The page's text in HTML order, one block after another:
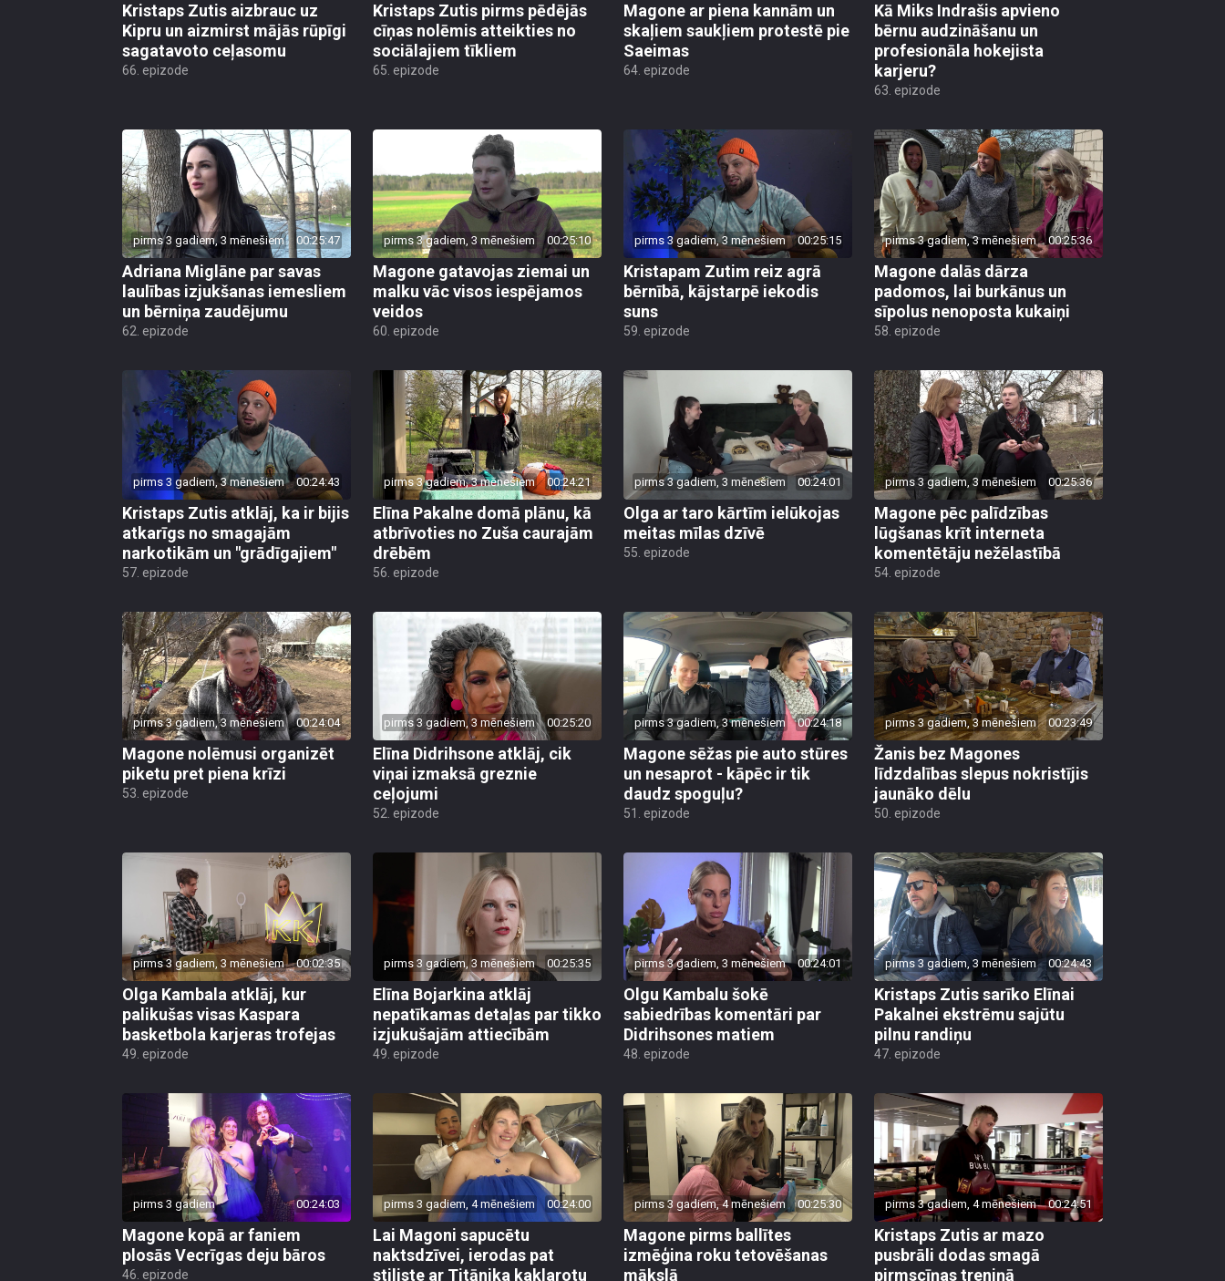
Kristaps Zutis aizbrauc uz
Kipru un aizmirst mājās rūpīgi
sagatavoto ceļasomu
66. epizode
Kristaps Zutis pirms pēdējās
cīņas nolēmis atteikties no
sociālajiem tīkliem
65. epizode
Magone ar piena kannām un
skaļiem saukļiem protestē pie
Saeimas
64. epizode
Kā Miks Indrašis apvieno
bērnu audzināšanu un
profesionāla hokejista
karjeru?
63. epizode
pirms 3 gadiem, 3 mēnešiem 00:25:47
Adriana Miglāne par savas
laulības izjukšanas iemesliem
un bērniņa zaudējumu
62. epizode
pirms 3 gadiem, 3 mēnešiem 00:25:10
Magone gatavojas ziemai un
malku vāc visos iespējamos
veidos
60. epizode
pirms 3 gadiem, 3 mēnešiem 00:25:15
Kristapam Zutim reiz agrā
bērnībā, kājstarpē iekodis
suns
59. epizode
pirms 3 gadiem, 3 mēnešiem 00:25:36
Magone dalās dārza
padomos, lai burkānus un
sīpolus nenoposta kukaiņi
58. epizode
pirms 3 gadiem, 3 mēnešiem 00:24:43
Kristaps Zutis atklāj, ka ir bijis
atkarīgs no smagajām
narkotikām un "grādīgajiem"
57. epizode
pirms 3 gadiem, 3 mēnešiem 00:24:21
Elīna Pakalne domā plānu, kā
atbrīvoties no Zuša caurajām
drēbēm
56. epizode
pirms 3 gadiem, 3 mēnešiem 00:24:01
Olga ar taro kārtīm ielūkojas
meitas mīlas dzīvē
55. epizode
pirms 3 gadiem, 3 mēnešiem 00:25:36
Magone pēc palīdzības
lūgšanas krīt interneta
komentētāju nežēlastībā
54. epizode
pirms 3 gadiem, 3 mēnešiem 00:24:04
Magone nolēmusi organizēt
piketu pret piena krīzi
53. epizode
pirms 3 gadiem, 3 mēnešiem 00:25:20
Elīna Didrihsone atklāj, cik
viņai izmaksā greznie
ceļojumi
52. epizode
pirms 3 gadiem, 3 mēnešiem 00:24:18
Magone sēžas pie auto stūres
un nesaprot - kāpēc ir tik
daudz spoguļu?
51. epizode
pirms 3 gadiem, 3 mēnešiem 00:23:49
Žanis bez Magones
līdzdalības slepus nokristījis
jaunāko dēlu
50. epizode
pirms 3 gadiem, 3 mēnešiem 00:02:35
Olga Kambala atklāj, kur
palikušas visas Kaspara
basketbola karjeras trofejas
49. epizode
pirms 3 gadiem, 3 mēnešiem 00:25:35
Elīna Bojarkina atklāj
nepatīkamas detaļas par tikko
izjukušajām attiecībām
49. epizode
pirms 3 gadiem, 3 mēnešiem 00:24:01
Olgu Kambalu šokē
sabiedrības komentāri par
Didrihsones matiem
48. epizode
pirms 3 gadiem, 3 mēnešiem 00:24:43
Kristaps Zutis sarīko Elīnai
Pakalnei ekstrēmu sajūtu
pilnu randiņu
47. epizode
pirms 3 gadiem 00:24:03
Magone kopā ar faniem
plosās Vecrīgas deju bāros
46. epizode
pirms 3 gadiem, 4 mēnešiem 00:24:00
Lai Magoni sapucētu
naktsdzīvei, ierodas pat
stiliste ar Titānika kaklarotu
pirms 3 gadiem, 4 mēnešiem 00:25:30
Magone pirms ballītes
izmēģina roku tetovēšanas
mākslā
pirms 3 gadiem, 4 mēnešiem 00:24:51
Kristaps Zutis ar mazo
pusbrāli dodas smagā
pirmscīņas treniņā